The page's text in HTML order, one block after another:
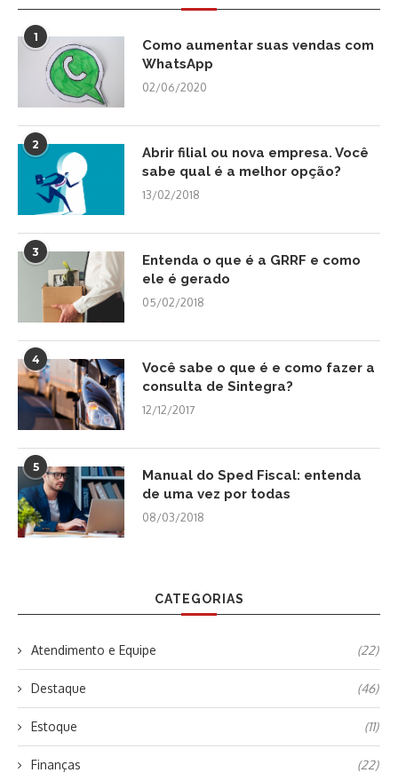
1
Como aumentar suas vendas com
WhatsApp
02/06/2020
2
Abrir filial ou nova empresa. Você
sabe qual é a melhor opção?
13/02/2018
3
Entenda o que é a GRRF e como
ele é gerado
05/02/2018
4
Você sabe o que é e como fazer a
consulta de Sintegra?
12/12/2017
5
Manual do Sped Fiscal: entenda
de uma vez por todas
08/03/2018
CATEGORIAS
Atendimento e Equipe (22)
Destaque (46)
Estoque (11)
Finanças (22)